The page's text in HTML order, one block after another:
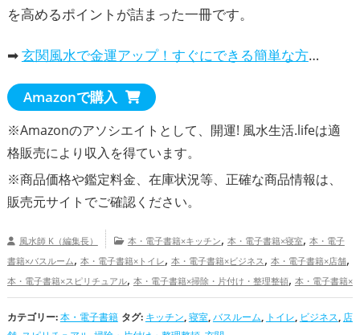
を高めるポイントが詰まった一冊です。
➡玄関風水で金運アップ！すぐにできる簡単な方法
Amazonで購入
※Amazonのアソシエイトとして、開運! 風水生活.lifeは適
格販売により収入を得ています。
※商品価格や鑑定料金、在庫状況等、正確な商品情報は、
販売元サイトでご確認ください。
風水師 K（編集長） 本・電子書籍×キッチン, 本・電子書籍×寝室, 本・電子
書籍×バスルーム, 本・電子書籍×トイレ, 本・電子書籍×ビジネス, 本・電子書籍×店舗,
本・電子書籍×スピリチュアル, 本・電子書籍×掃除・片付け・整理整頓, 本・電子書籍×
玄関
キッチンの開運グッズ,寝室の開運グッズ,バスルームの開運グッズ,トイレ
の開運グッズ,ビジネスの開運グッズ,店舗の開運グッズ,スピリチュアルの開運グッ
カテゴリー:本・電子書籍 タグ: キッチン,寝室,バスルーム, トイレ, ビジネス,店